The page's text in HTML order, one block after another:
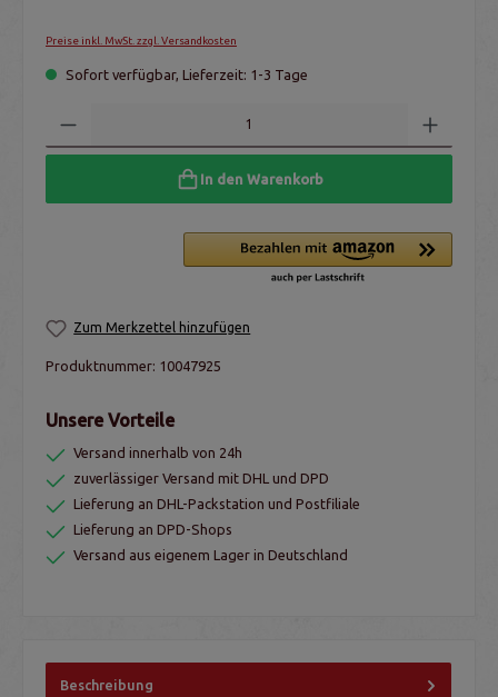
Preise inkl. MwSt. zzgl. Versandkosten
Sofort verfügbar, Lieferzeit: 1-3 Tage
In den Warenkorb
Zum Merkzettel hinzufügen
Produktnummer: 10047925
Unsere Vorteile
Versand innerhalb von 24h
zuverlässiger Versand mit DHL und DPD
Lieferung an DHL-Packstation und Postfiliale
Lieferung an DPD-Shops
Versand aus eigenem Lager in Deutschland
Beschreibung